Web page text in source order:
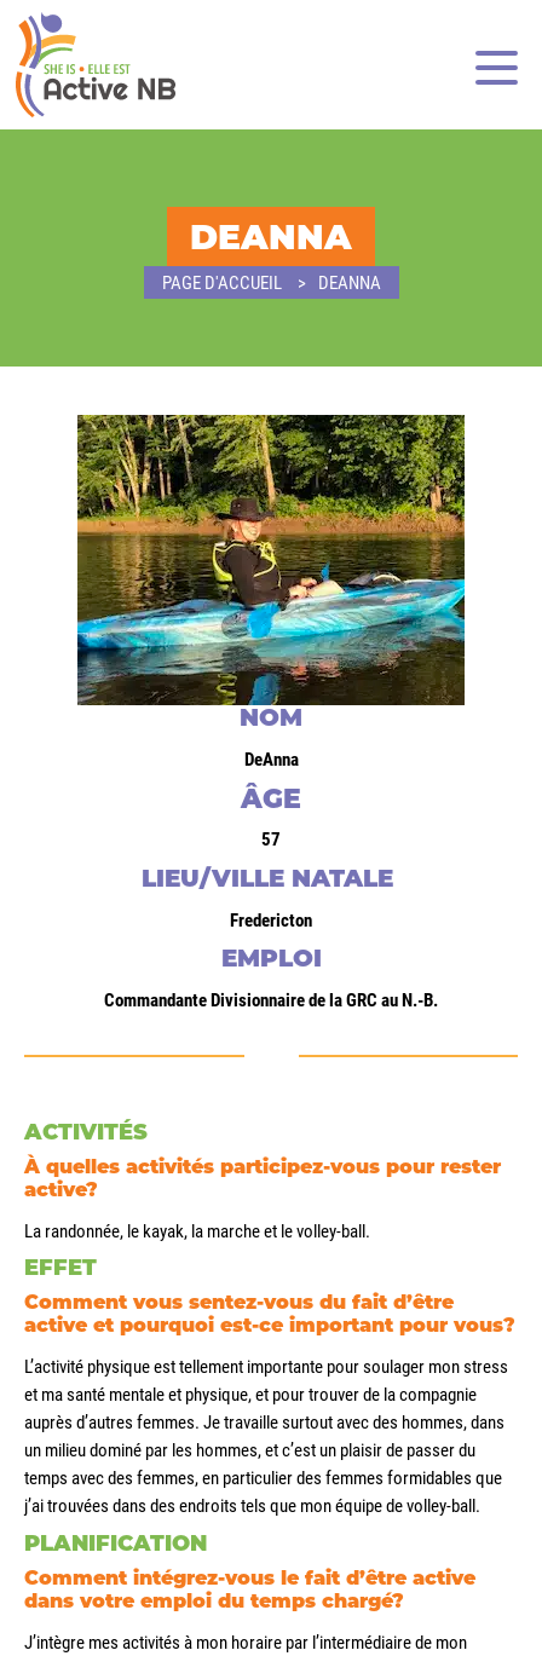
DEANNA
PAGE D'ACCUEIL DEANNA
NOM
DeAnna
ÂGE
57
LIEU/VILLE NATALE
Fredericton
EMPLOI
Commandante Divisionnaire de la GRC au N.-B.
ACTIVITÉS
À quelles activités participez-vous pour rester
active?
La randonnée, le kayak, la marche et le volley-ball.
EFFET
Comment vous sentez-vous du fait d’être
active et pourquoi est-ce important pour vous?
L’activité physique est tellement importante pour soulager mon stress
et ma santé mentale et physique, et pour trouver de la compagnie
auprès d’autres femmes. Je travaille surtout avec des hommes, dans
un milieu dominé par les hommes, et c’est un plaisir de passer du
temps avec des femmes, en particulier des femmes formidables que
j’ai trouvées dans des endroits tels que mon équipe de volley-ball.
PLANIFICATION
Comment intégrez-vous le fait d’être active
dans votre emploi du temps chargé?
J’intègre mes activités à mon horaire par l’intermédiaire de mon